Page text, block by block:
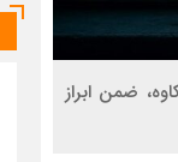
ضمن ابراز